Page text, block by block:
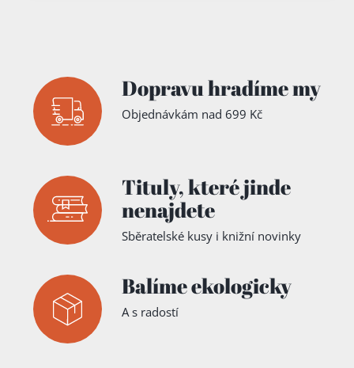
Dopravu hradíme my
Objednávkám nad 699 Kč
Tituly,které jinde
nenajdete
Sběratelské kusy i knižní novinky
Balíme ekologicky
A s radostí